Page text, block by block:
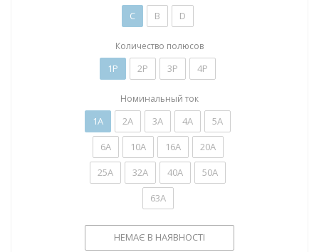
C B D
Количество полюсов
1P 2P 3P 4P
Номинальный ток
1А 2А 3А 4А
5А
6А
10А 16А
20А
25А
32А 40А
50А
63А
НЕМАЄ В НАЯВНОСТІ